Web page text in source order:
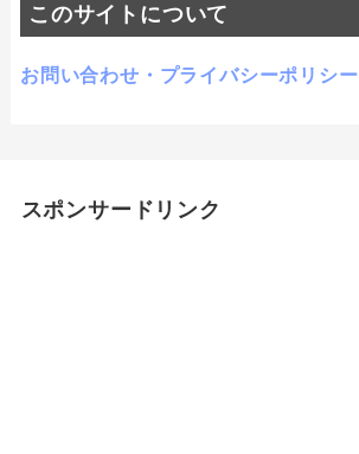
このサイトについて
お問い合わせ・プライバシーポリシー
スポンサードリンク